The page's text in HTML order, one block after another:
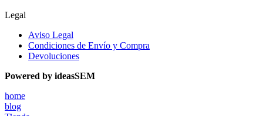
Legal
Aviso Legal
Condiciones de Envío y Compra
Devoluciones
Powered by ideasSEM
home
blog